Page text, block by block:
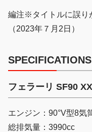
編注※タイトルに誤り
（2023年７月2日）
SPECIFICATIONS
フェラーリ SF90
エンジン：90°V型8気
総排気量：3990cc